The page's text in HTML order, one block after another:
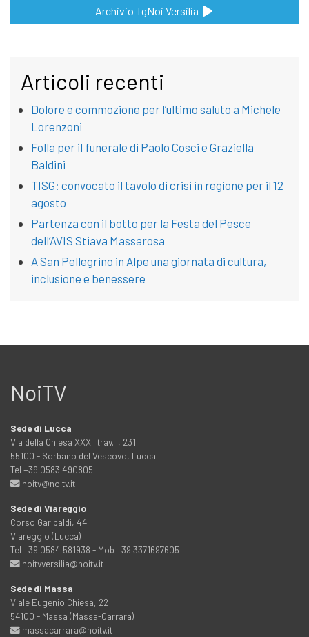
Archivio TgNoi Versilia
Articoli recenti
Dolore e commozione per l’ultimo saluto a Michele
Lorenzoni
Folla per il funerale di Paolo Cosci e Graziella
Baldini
TISG: convocato il tavolo di crisi in regione per il 12
agosto
Partenza con il botto per la Festa del Pesce
dell’AVIS Stiava Massarosa
A San Pellegrino in Alpe una giornata di cultura,
inclusione e benessere
NoiTV
Sede di Lucca
Via della Chiesa XXXII trav. I, 231
55100 - Sorbano del Vescovo, Lucca
Tel +39 0583 490805
noitv@noitv.it
Sede di Viareggio
Corso Garibaldi, 44
Viareggio (Lucca)
Tel +39 0584 581938 - Mob +39 3371697605
noitvversilia@noitv.it
Sede di Massa
Viale Eugenio Chiesa, 22
54100 - Massa (Massa-Carrara)
massacarrara@noitv.it